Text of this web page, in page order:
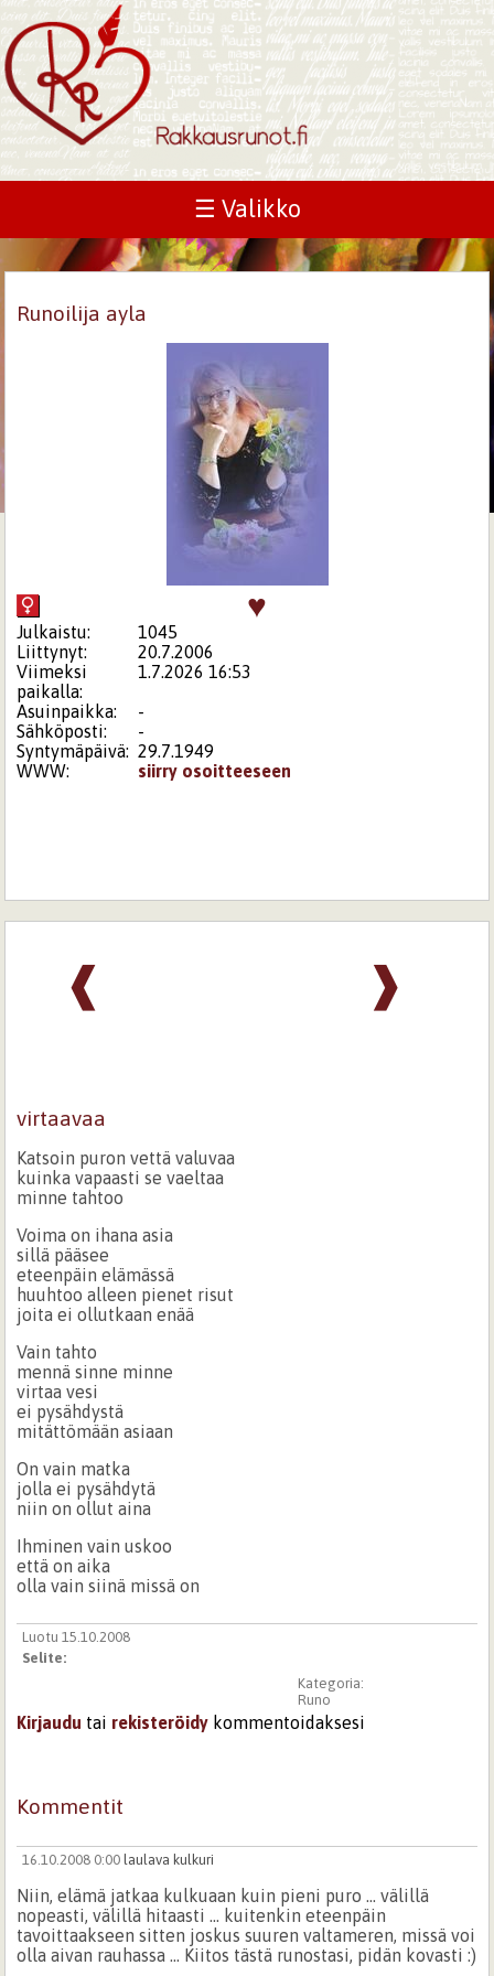
☰ Valikko
Runoilija ayla
♥
Julkaistu:
1045
Liittynyt:
20.7.2006
Viimeksi
paikalla:
1.7.2026 16:53
Asuinpaikka:
-
Sähköposti:
-
Syntymäpäivä: 29.7.1949
WWW:
siirry osoitteeseen
❱
❰
virtaavaa
Katsoin puron vettä valuvaa
kuinka vapaasti se vaeltaa
minne tahtoo
Voima on ihana asia
sillä pääsee
eteenpäin elämässä
huuhtoo alleen pienet risut
joita ei ollutkaan enää
Vain tahto
mennä sinne minne
virtaa vesi
ei pysähdystä
mitättömään asiaan
On vain matka
jolla ei pysähdytä
niin on ollut aina
Ihminen vain uskoo
että on aika
olla vain siinä missä on
Luotu 15.10.2008
Selite:
Kategoria:
Runo
Kirjaudu tai rekisteröidy kommentoidaksesi
Kommentit
16.10.2008 0:00 laulava kulkuri
Niin, elämä jatkaa kulkuaan kuin pieni puro ... välillä
nopeasti, välillä hitaasti ... kuitenkin eteenpäin
tavoittaakseen sitten joskus suuren valtameren, missä voi
olla aivan rauhassa ... Kiitos tästä runostasi, pidän kovasti :)